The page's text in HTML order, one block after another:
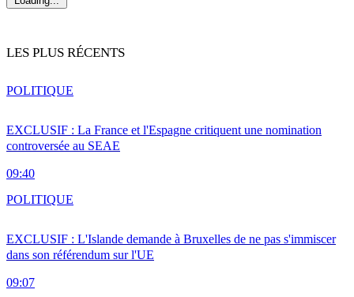
LES PLUS RÉCENTS
EXCLUSIF : La France et l'Espagne critiquent une nomination
controversée au SEAE
09:40
POLITIQUE
EXCLUSIF : L'Islande demande à Bruxelles de ne pas s'immiscer
dans son référendum sur l'UE
09:07
POLITIQUE